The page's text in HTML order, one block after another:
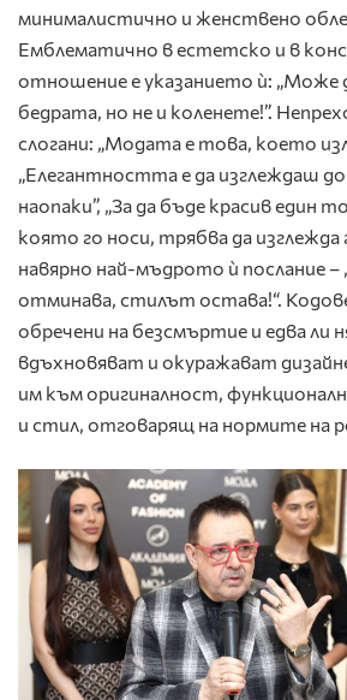
минималистично и женствено
Емблематично в естетско и в
отношение е указанието ѝ: „Може
бедрата, но не и коленете!”.
слогани: „Модата е това, което
„Елегантността е да изглеждаш
наопаки”, „За да бъде красив един
която го носи, трябва да изглежда
навярно най-мъдрото ѝ послание
отминава, стилът остава!“.
обречени на безсмъртие и едва ли
вдъхновяват и окуражават
им към оригиналност,
и стил, отговарящ на нормите на